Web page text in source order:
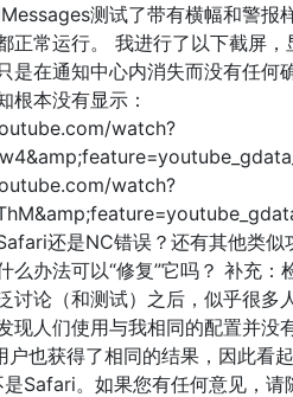
测试了带有横幅和警报
正常运行。 我进行了以下截屏，
是在通知中心内消失而没有任何
根本没有显示：
watch?
watch?
还是NC错误？还有其他类似
么办法可以“修复”它吗？ 补充：
讨论（和测试）之后，似乎很多
现人们使用与我相同的配置并没
户也获得了相同的结果，因此看
Safari。如果您有任何意见，请